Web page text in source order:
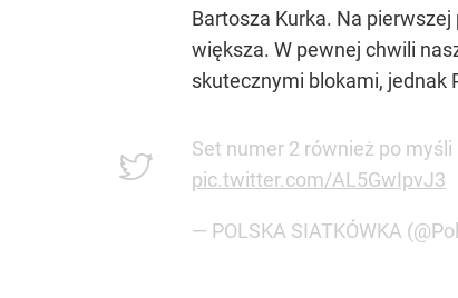
Bartosza Kurka. Na
większa. W pewnej chwili
skutecznymi blokami, jednak
Set numer 2 również po
pic.twitter.com/AL5GwIpvJ3
— POLSKA SIATKÓWKA